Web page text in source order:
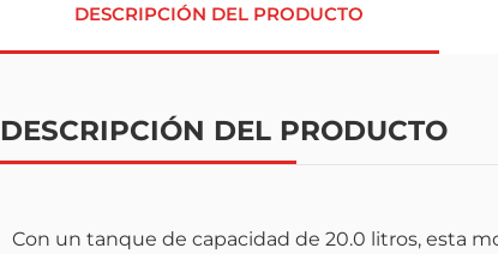
DESCRIPCIÓN DEL PRODUCTO
DESCRIPCIÓN DEL PRODUCTO
Con un tanque de capacidad de 20.0 litros, esta